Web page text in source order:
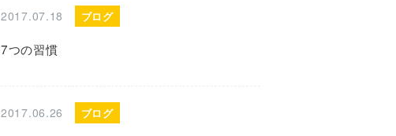
2017.07.18 ブログ
7つの習慣
2017.06.26 ブログ